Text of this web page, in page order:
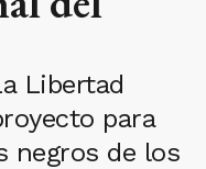
Libertad
para
negros de los